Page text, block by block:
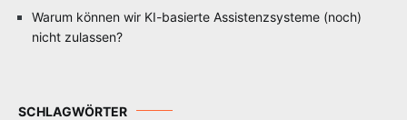
Warum können wir KI-basierte Assistenzsysteme (noch)
nicht zulassen?
SCHLAGWÖRTER